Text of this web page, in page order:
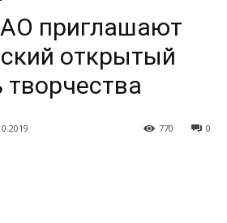
приглашают
открытый
0
770